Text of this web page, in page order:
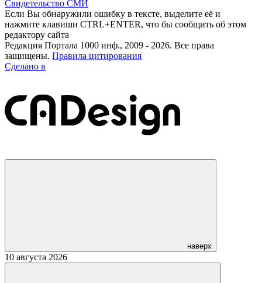
Свидетельство СМИ
Если Вы обнаружили ошибку в тексте, выделите её и
нажмите клавиши CTRL+ENTER, что бы сообщить об этом
редактору сайта
Редакция Портала 1000 инф., 2009 - 2026. Все права
защищены. Правила цитирования
Сделано в
наверх
10 августа 2026